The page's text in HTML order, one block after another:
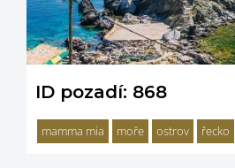
ID pozadí: 868
mamma mia moře ostrov řecko